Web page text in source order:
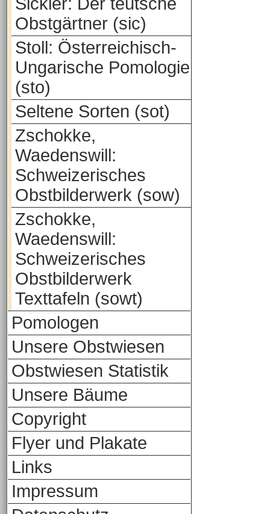
Obstgärtner (sic)
Stoll: Österreichisch-
Ungarische Pomologie
(sto)
Seltene Sorten (sot)
Zschokke,
Waedenswill:
Schweizerisches
Obstbilderwerk (sow)
Zschokke,
Waedenswill:
Schweizerisches
Obstbilderwerk
Texttafeln (sowt)
Pomologen
Unsere Obstwiesen
Obstwiesen Statistik
Unsere Bäume
Copyright
Flyer und Plakate
Links
Impressum